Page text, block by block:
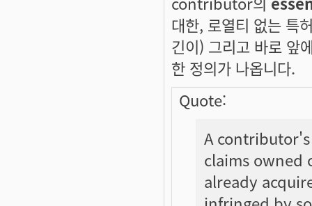
대한, 로열티 없는 특
긴이) 그리고 바로
한 정의가 나옵니다.
Quote:
A
claims owned
already